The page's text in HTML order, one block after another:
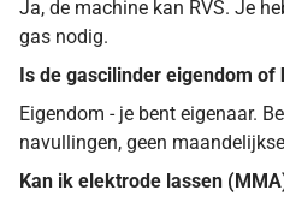
Ja, de machine kan RVS. Je
gas nodig.
Is de gascilinder eigendom of
Eigendom - je bent eigenaar.
navullingen, geen
Kan ik elektrode lassen